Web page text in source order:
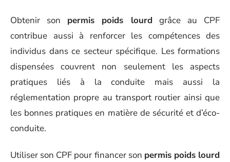
Obtenir son permis poids lourd grâce au CPF
contribue aussi à renforcer les compétences des
individus dans ce secteur spécifique. Les formations
dispensées couvrent non seulement les aspects
pratiques liés à la conduite mais aussi la
réglementation propre au transport routier ainsi que
les bonnes pratiques en matière de sécurité et d’éco-
conduite.
Utiliser son CPF pour financer son permis poids lourd